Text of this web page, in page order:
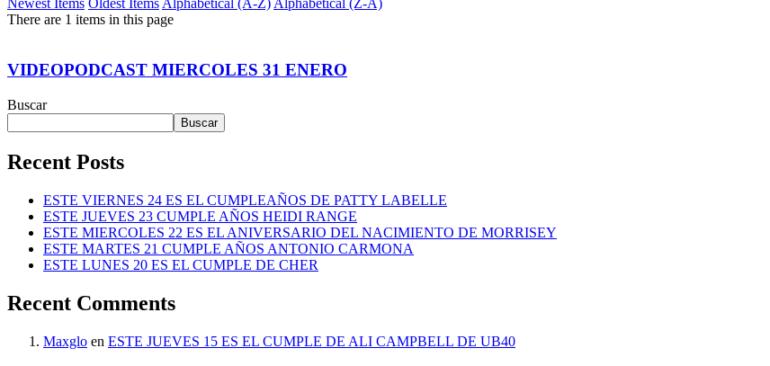
There are 1 items in this page
VIDEOPODCAST MIERCOLES 31 ENERO
Buscar
Buscar
Recent Posts
ESTE VIERNES 24 ES EL CUMPLEAÑOS DE PATTY LABELLE
ESTE JUEVES 23 CUMPLE AÑOS HEIDI RANGE
ESTE MIERCOLES 22 ES EL ANIVERSARIO DEL NACIMIENTO DE MORRISEY
ESTE MARTES 21 CUMPLE AÑOS ANTONIO CARMONA
ESTE LUNES 20 ES EL CUMPLE DE CHER
Recent Comments
Maxglo en ESTE JUEVES 15 ES EL CUMPLE DE ALI CAMPBELL DE UB40